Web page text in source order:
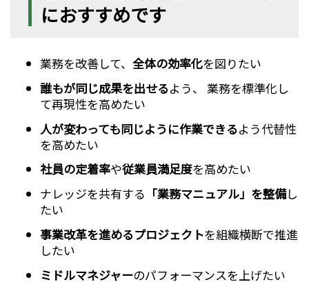
におすすめです
業務を改善して、 全体の効率化を図りたい
誰もが同じ成果を出せるよう、 業務を標準化し
て再現性を高めたい
人が変わっても同じように作業できるよう代替性
を高めたい
社員の定着率や従業員満足度を高めたい
ナレッジを共有する 「業務マニュアル」を整備し
たい
事業改革を進めるプロジェクトを組織横断で推進
したい
ミドルマネジャーのパフォーマンスを上げたい